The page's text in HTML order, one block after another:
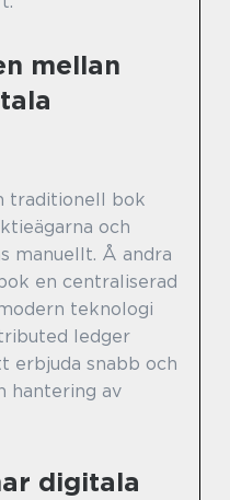
mellan
traditionell bok
och
manuellt. Å andra
en centraliserad
teknologi
ledger
erbjuda snabb och
hantering av
digitala